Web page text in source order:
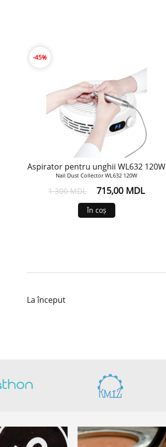
-45%
Aspirator pentru unghii WL632 120W
Nail Dust Collector WL632 120W
1 300 MDL 715,00 MDL
În coș
La început